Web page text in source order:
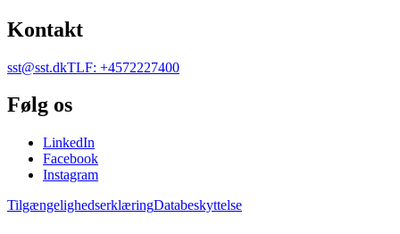
Kontakt
sst@sst.dkTLF: +4572227400
Følg os
LinkedIn
Facebook
Instagram
TilgængelighedserklæringDatabeskyttelse